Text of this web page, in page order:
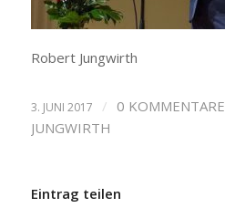
Robert Jungwirth
3. JUNI 2017 / 0 KOMMENTARE
JUNGWIRTH
Eintrag teilen